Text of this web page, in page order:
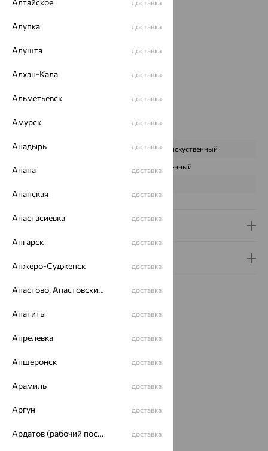
Цвет металла:
Страна происхождения:
РОССИЯ
Вставка:
Бренд:MAGIC STONES
Вес металла:
Характеристика вставки:
ВИД КАМНЯ Малахит искуственный
Искусственный
Идеальный комплект
Алтайское доставка
Алупка доставка
Алушта доставка
Алхан-Кала доставка
Альметьевск доставка
Амурск доставка
Анадырь доставка
Анапа доставка
Анапская доставка
Анастасиевка доставка
Ангарск доставка
Анжеро-Судженск доставка
Апастово, Апастовский район доставка
Апатиты доставка
Апрелевка доставка
Апшеронск доставка
Арамиль доставка
Аргун доставка
Ардатов (рабочий поселок) доставка